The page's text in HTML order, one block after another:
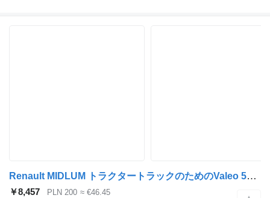
Renault MIDLUM トラクタートラックのためのValeo 5010623893 ヘッドライト
￥8,457 PLN 200 ≈ €46.45